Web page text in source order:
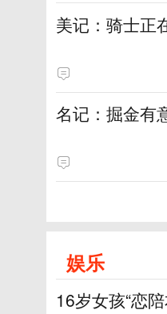
美记：骑士正
名记：掘金有
娱乐
16岁女孩“恋